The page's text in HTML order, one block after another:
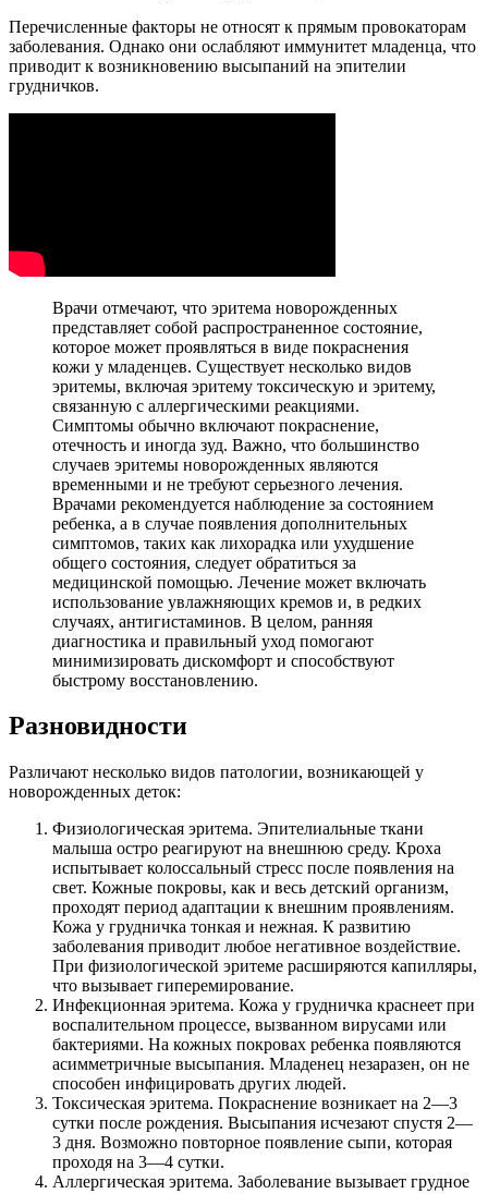
Перечисленные факторы не относят к прямым провокаторам
заболевания. Однако они ослабляют иммунитет младенца, что
приводит к возникновению высыпаний на эпителии
грудничков.
Врачи отмечают, что эритема новорожденных
представляет собой распространенное состояние,
которое может проявляться в виде покраснения
кожи у младенцев. Существует несколько видов
эритемы, включая эритему токсическую и эритему,
связанную с аллергическими реакциями.
Симптомы обычно включают покраснение,
отечность и иногда зуд. Важно, что большинство
случаев эритемы новорожденных являются
временными и не требуют серьезного лечения.
Врачами рекомендуется наблюдение за состоянием
ребенка, а в случае появления дополнительных
симптомов, таких как лихорадка или ухудшение
общего состояния, следует обратиться за
медицинской помощью. Лечение может включать
использование увлажняющих кремов и, в редких
случаях, антигистаминов. В целом, ранняя
диагностика и правильный уход помогают
минимизировать дискомфорт и способствуют
быстрому восстановлению.
Разновидности
Различают несколько видов патологии, возникающей у
новорожденных деток:
Физиологическая эритема. Эпителиальные ткани
малыша остро реагируют на внешнюю среду. Кроха
испытывает колоссальный стресс после появления на
свет. Кожные покровы, как и весь детский организм,
проходят период адаптации к внешним проявлениям.
Кожа у грудничка тонкая и нежная. К развитию
заболевания приводит любое негативное воздействие.
При физиологической эритеме расширяются капилляры,
что вызывает гиперемирование.
Инфекционная эритема. Кожа у грудничка краснеет при
воспалительном процессе, вызванном вирусами или
бактериями. На кожных покровах ребенка появляются
асимметричные высыпания. Младенец незаразен, он не
способен инфицировать других людей.
Токсическая эритема. Покраснение возникает на 2—3
сутки после рождения. Высыпания исчезают спустя 2—
3 дня. Возможно повторное появление сыпи, которая
проходя на 3—4 сутки.
Аллергическая эритема. Заболевание вызывает грудное